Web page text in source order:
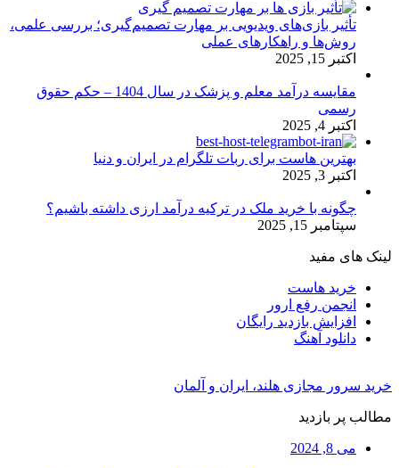
تأثیر بازی‌های ویدیویی بر مهارت تصمیم‌گیری؛ بررسی علمی،
روش‌ها و راهکارهای عملی
اکتبر 15, 2025
مقایسه درآمد معلم و پزشک در سال 1404 – حکم حقوق
رسمی
اکتبر 4, 2025
بهترین هاست برای ربات تلگرام در ایران و دنیا
اکتبر 3, 2025
چگونه با خرید ملک در ترکیه درآمد ارزی داشته باشیم؟
سپتامبر 15, 2025
لینک های مفید
خرید هاست
انجمن رفع ارور
افزایش بازدید رایگان
دانلود آهنگ
خرید سرور مجازی هلند، ایران و آلمان
مطالب پر بازدید
می 8, 2024